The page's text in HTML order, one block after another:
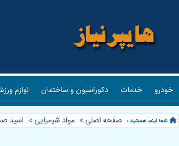
خودرو خدمات دکوراسیون و ساختمان لوازم
صفحه اصلی » مواد شیمیایی » اسید